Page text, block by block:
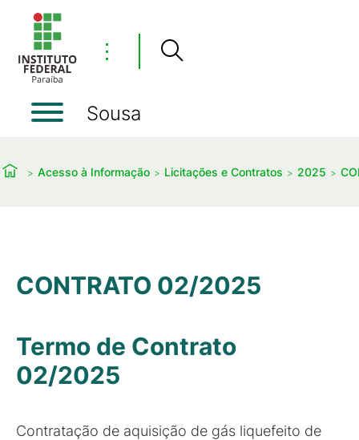
⋮
Sousa
Acesso à Informação Licitações e Contratos 2025
CONTRATO 02/2025
Termo de Contrato
02/2025
Contratação de aquisição de gás liquefeito de